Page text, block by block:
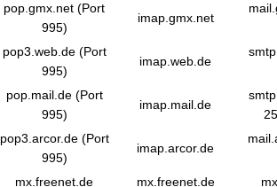
pop.gmx.net (Port
995)
imap.gmx.net
pop3.web.de (Port
995)
imap.web.de
pop.mail.de (Port
995)
imap.mail.de
pop3.arcor.de (Port
995)
imap.arcor.de
mx.freenet.de mx.freenet.de